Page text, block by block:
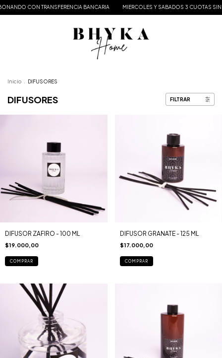
CON TRANSFERENCIA BANCARIA MIERCOLES Y SABADOS 3 CUOTAS SIN
Inicio DIFUSORES
DIFUSORES FILTRAR
DIFUSOR ZAFIRO - 100 ML
$19.000,00
COMPRAR
DIFUSOR GRANATE - 125 ML
$17.000,00
COMPRAR